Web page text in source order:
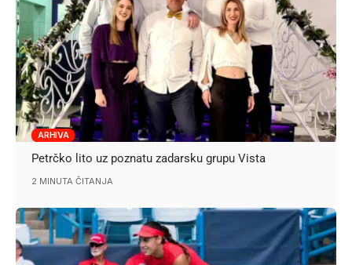
ARHIVA
Petrčko lito uz poznatu zadarsku grupu Vista
2 MINUTA ČITANJA